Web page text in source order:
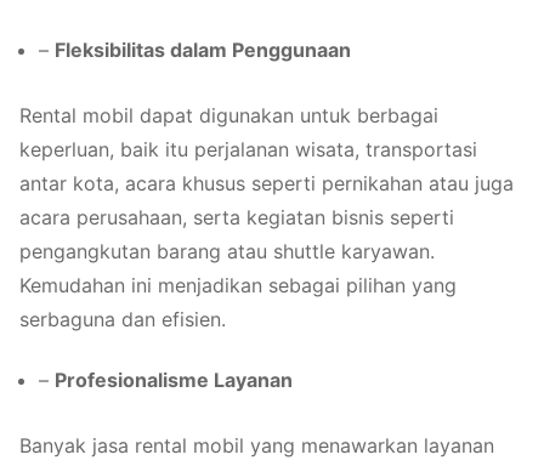
– Fleksibilitas dalam Penggunaan
Rental mobil dapat digunakan untuk berbagai
keperluan, baik itu perjalanan wisata, transportasi
antar kota, acara khusus seperti pernikahan atau juga
acara perusahaan, serta kegiatan bisnis seperti
pengangkutan barang atau shuttle karyawan.
Kemudahan ini menjadikan sebagai pilihan yang
serbaguna dan efisien.
– Profesionalisme Layanan
Banyak jasa rental mobil yang menawarkan layanan